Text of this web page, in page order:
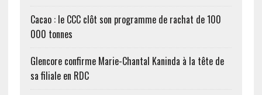
Cacao : le CCC clôt son programme de rachat de 100
000 tonnes
Glencore confirme Marie-Chantal Kaninda à la tête de
sa filiale en RDC